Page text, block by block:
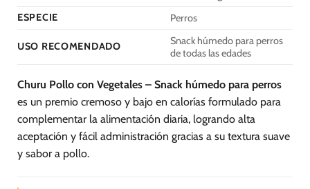
ESPECIE
Perros
USO RECOMENDADO
Snack húmedo para perros
de todas las edades
Churu Pollo con Vegetales – Snack húmedo para perros
es un premio cremoso y bajo en calorías formulado para
complementar la alimentación diaria, logrando alta
aceptación y fácil administración gracias a su textura suave
y sabor a pollo.